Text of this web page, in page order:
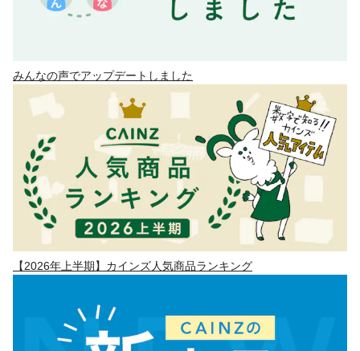
みんなの声でアップデートしました
【2026年上半期】カインズ人気商品ランキング